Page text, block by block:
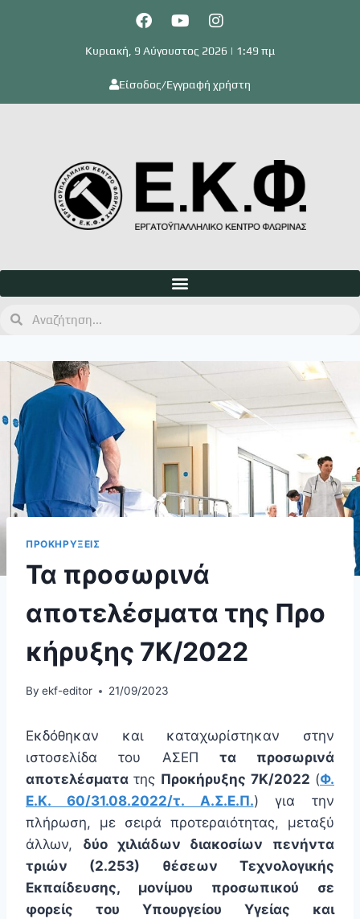
Κυριακή, 9 Αύγουστος 2026 | 1:49 πμ
Είσοδος/Εγγραφή χρήστη
ΠΡΟΚΗΡΥΞΕΙΣ
Τα προσωρινά
αποτελέσματα της Προ
κήρυξης 7Κ/2022
By ekf-editor 21/09/2023
Eκδόθηκαν και καταχωρίστηκαν στην
ιστοσελίδα του ΑΣΕΠ τα προσωρινά
αποτελέσματα της Προκήρυξης 7Κ/2022 (Φ.
Ε.Κ. 60/31.08.2022/τ. Α.Σ.Ε.Π.) για την
πλήρωση, με σειρά προτεραιότητας, μεταξύ
άλλων, δύο χιλιάδων διακοσίων πενήντα
τριών (2.253) θέσεων Τεχνολογικής
Εκπαίδευσης, μονίμου προσωπικού σε
φορείς του Υπουργείου Υγείας και